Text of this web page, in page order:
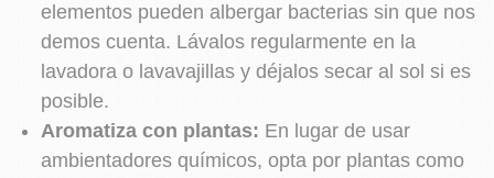
elementos pueden albergar bacterias sin que nos
demos cuenta. Lávalos regularmente en la
lavadora o lavavajillas y déjalos secar al sol si es
posible.
Aromatiza con plantas: En lugar de usar
ambientadores químicos, opta por plantas como